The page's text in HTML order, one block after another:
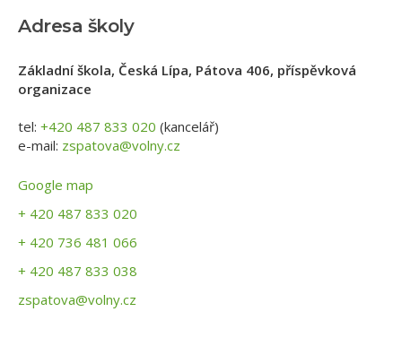
Adresa školy
Základní škola, Česká Lípa, Pátova 406, příspěvková
organizace
tel: +420 487 833 020 (kancelář)
e-mail: zspatova@volny.cz
Google map
+ 420 487 833 020
+ 420 736 481 066
+ 420 487 833 038
zspatova@volny.cz